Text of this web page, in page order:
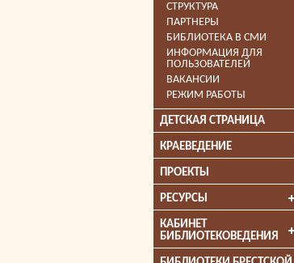
СТРУКТУРА
ПАРТНЕРЫ
БИБЛИОТЕКА В СМИ
ИНФОРМАЦИЯ ДЛЯ
ПОЛЬЗОВАТЕЛЕЙ
ВАКАНСИИ
РЕЖИМ РАБОТЫ
ДЕТСКАЯ СТРАНИЦА
КРАЕВЕДЕНИЕ
ПРОЕКТЫ
РЕСУРСЫ
КАБИНЕТ
БИБЛИОТЕКОВЕДЕНИЯ